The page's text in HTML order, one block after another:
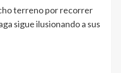
terreno por recorrer
sigue ilusionando a sus